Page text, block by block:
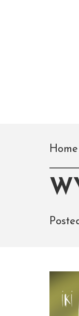
Home